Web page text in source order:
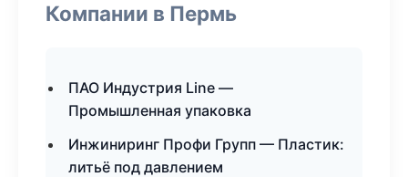
Компании в Пермь
ПАО Индустрия Line —
Промышленная упаковка
Инжиниринг Профи Групп — Пластик:
литьё под давлением